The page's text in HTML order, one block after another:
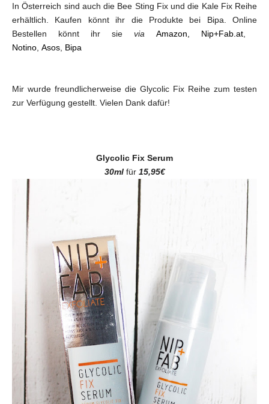
In Österreich sind auch die Bee Sting Fix und die Kale Fix Reihe
erhältlich. Kaufen könnt ihr die Produkte bei Bipa. Online
Bestellen könnt ihr sie via Amazon, Nip+Fab.at,
Notino, Asos, Bipa
Mir wurde freundlicherweise die Glycolic Fix Reihe zum testen
zur Verfügung gestellt. Vielen Dank dafür!
Glycolic Fix Serum
30ml für 15,95€